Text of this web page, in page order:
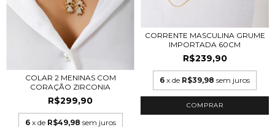
COLAR 2 MENINAS COM
CORAÇÃO ZIRCONIA
R$299,90
6 x de R$49,98 sem juros
CORRENTE MASCULINA GRUME
IMPORTADA 60CM
R$239,90
6 x de R$39,98 sem juros
COMPRAR